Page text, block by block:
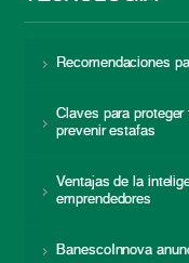
Recomendaciones
Claves para
prevenir estafas
Ventajas de la
emprendedores
BanescoInnova